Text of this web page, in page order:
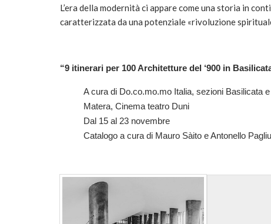
L’era della modernità ci appare come una storia in
caratterizzata da una potenziale «rivoluzione
“9 itinerari per 100 Architetture del ‘900 in
A cura di Do.co.mo.mo Italia, sezioni Basilicata
Matera, Cinema teatro Duni
Dal 15 al 23 novembre
Catalogo a cura di Mauro Sàito e Antonello